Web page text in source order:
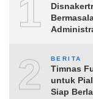
1
2 BERITA
Timnas
untuk
Siap